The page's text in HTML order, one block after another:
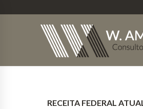
RECEITA FEDERAL